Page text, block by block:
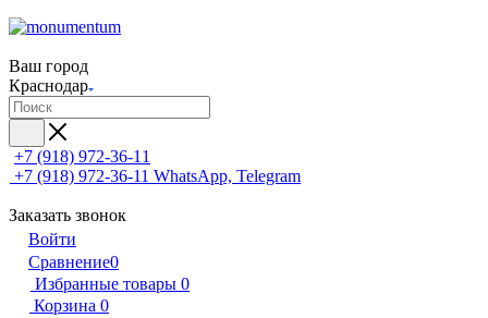
Ваш город
Краснодар
+7 (918) 972-36-11
+7 (918) 972-36-11 WhatsApp, Telegram
Заказать звонок
Войти
Сравнение0
Избранные товары 0
Корзина 0